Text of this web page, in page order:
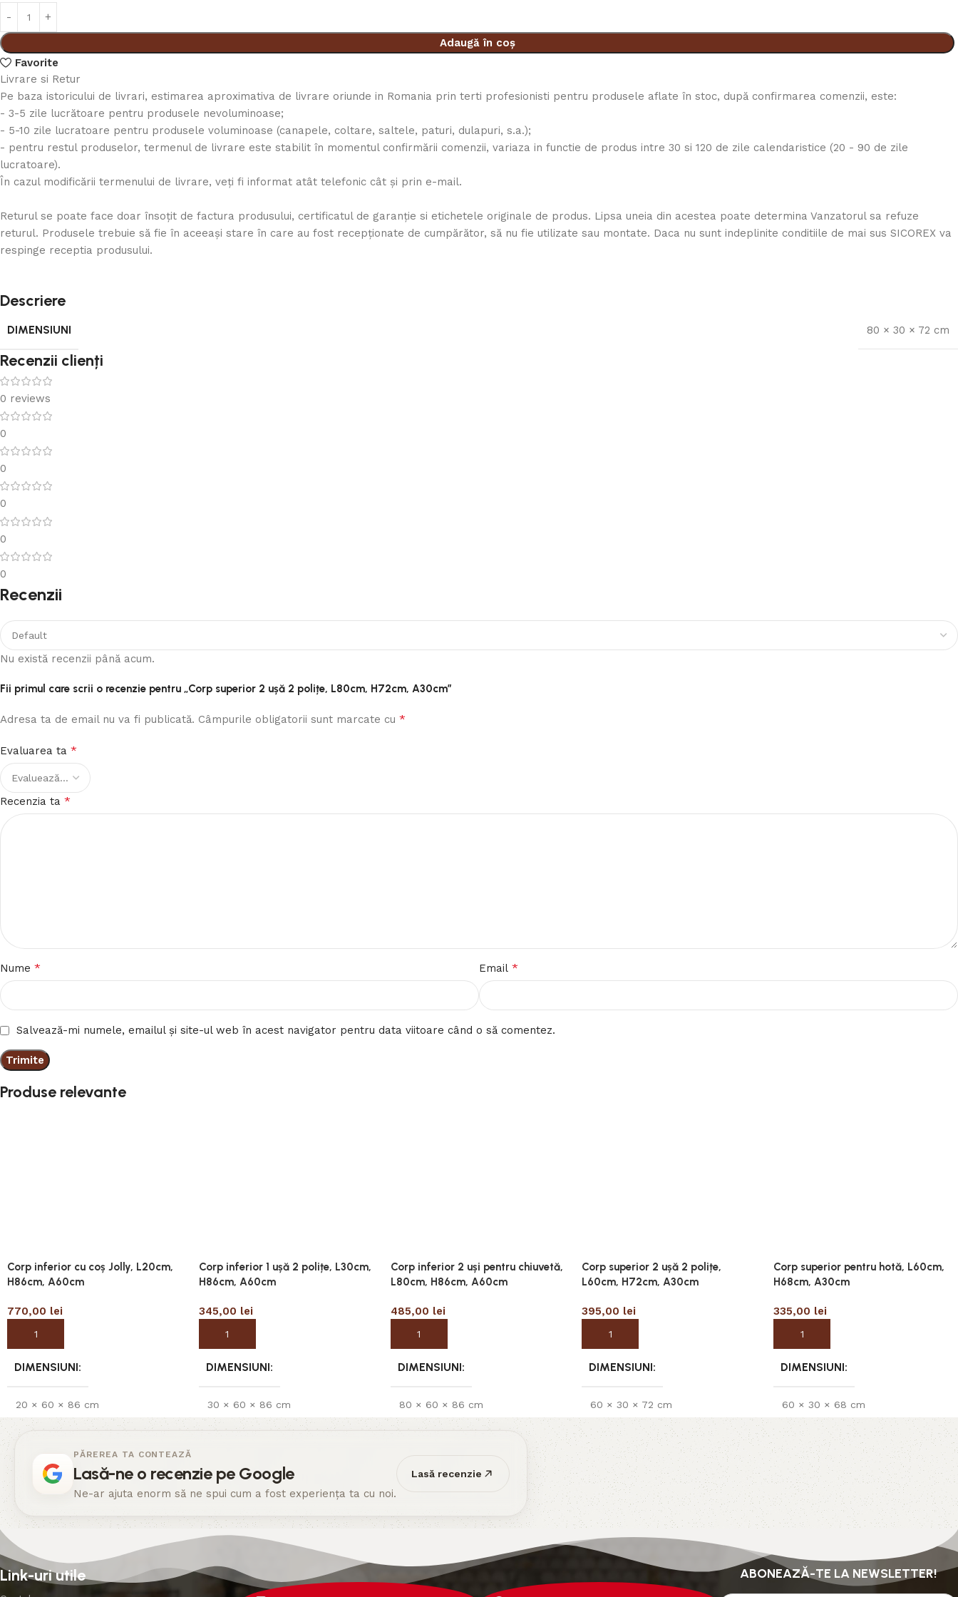
Adaugă în coș
Favorite
Livrare si Retur
Pe baza istoricului de livrari, estimarea aproximativa de livrare oriunde in Romania prin terti profesionisti pentru produsele aflate în stoc, după confirmarea comenzii, este:
- 3-5 zile lucrătoare pentru produsele nevoluminoase;
- 5-10 zile lucratoare pentru produsele voluminoase (canapele, coltare, saltele, paturi, dulapuri, s.a.);
- pentru restul produselor, termenul de livrare este stabilit în momentul confirmării comenzii, variaza in functie de produs intre 30 si 120 de zile calendaristice (20 - 90 de zile
lucratoare).
În cazul modificării termenului de livrare, veți fi informat atât telefonic cât și prin e-mail.
Returul se poate face doar însoţit de factura produsului, certificatul de garanţie si etichetele originale de produs. Lipsa uneia din acestea poate determina Vanzatorul sa refuze
returul. Produsele trebuie să fie în aceeași stare în care au fost recepţionate de cumpărător, să nu fie utilizate sau montate. Daca nu sunt indeplinite conditiile de mai sus SICOREX va
respinge receptia produsului.
Descriere
DIMENSIUNI 80 × 30 × 72 cm
Recenzii clienți
0 reviews
0
0
0
0
0
Recenzii
Nu există recenzii până acum.
Fii primul care scrii o recenzie pentru „Corp superior 2 ușă 2 polițe, L80cm, H72cm, A30cm”
Adresa ta de email nu va fi publicată. Câmpurile obligatorii sunt marcate cu *
Evaluarea ta *
Recenzia ta *
Nume * Email *
Salvează-mi numele, emailul și site-ul web în acest navigator pentru data viitoare când o să comentez.
Produse relevante
Corp inferior cu coș Jolly, L20cm,
H86cm, A60cm
770,00 lei
Adaugă în coș
DIMENSIUNI
20 × 60 × 86 cm
Corp inferior 1 ușă 2 polițe, L30cm,
H86cm, A60cm
345,00 lei
Adaugă în coș
DIMENSIUNI
30 × 60 × 86 cm
Corp inferior 2 uși pentru chiuvetă,
L80cm, H86cm, A60cm
485,00 lei
Adaugă în coș
DIMENSIUNI
80 × 60 × 86 cm
Corp superior 2 ușă 2 polițe,
L60cm, H72cm, A30cm
395,00 lei
Adaugă în coș
DIMENSIUNI
60 × 30 × 72 cm
Corp superior pentru hotă, L60cm,
H68cm, A30cm
335,00 lei
Adaugă în coș
DIMENSIUNI
60 × 30 × 68 cm
PĂREREA TA CONTEAZĂ
Lasă-ne o recenzie pe Google
Ne-ar ajuta enorm să ne spui cum a fost experiența ta cu noi.
Lasă recenzie
Link-uri utile ABONEAZĂ-TE LA NEWSLETTER!